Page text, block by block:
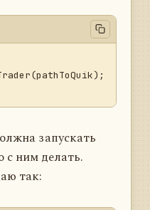
запускать
с ним делать.
так: